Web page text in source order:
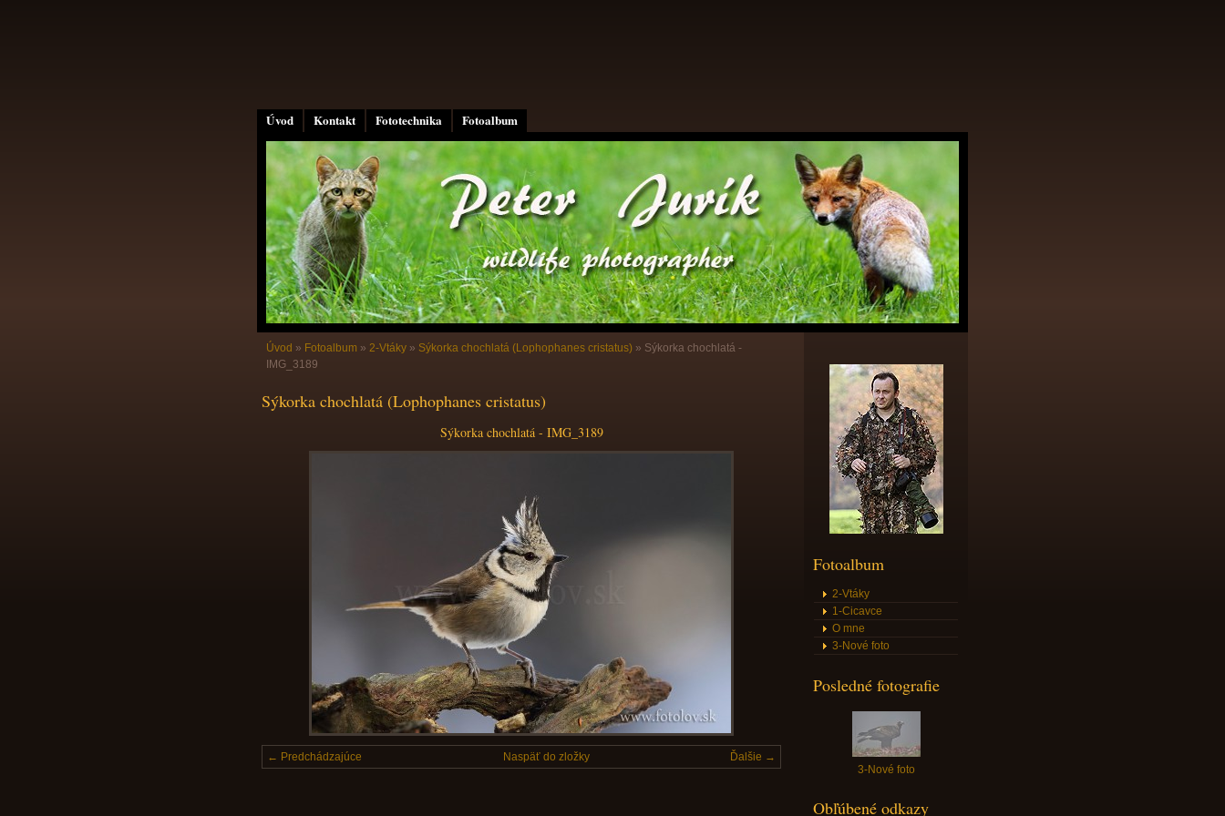
Úvod Kontakt Fototechnika Fotoalbum
Úvod » Fotoalbum » 2-Vtáky » Sýkorka chochlatá (Lophophanes cristatus) » Sýkorka chochlatá -
IMG_3189
Sýkorka chochlatá (Lophophanes cristatus)
Sýkorka chochlatá - IMG_3189
← Predchádzajúce Ďalšie →
Naspäť do zložky
Fotoalbum
2-Vtáky
1-Cicavce
O mne
3-Nové foto
Posledné fotografie
3-Nové foto
Obľúbené odkazy